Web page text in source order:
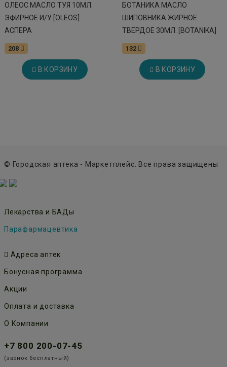
ОЛЕОС МАСЛО ТУЯ 10МЛ.
ЭФИРНОЕ И/У [OLEOS]
АСПЕРА
208
В КОРЗИНУ
БОТАНИКА МАСЛО
ШИПОВНИКА ЖИРНОЕ
ТВЕРДОЕ 30МЛ. [BOTANIKA]
132
В КОРЗИНУ
© Городская аптека - Маркетплейс. Все права защищены
Лекарства и БАДы
Парафармацевтика
Адреса аптек
Бонусная программа
Акции
Оплата и доставка
О Компании
+7 800 200-07-45
(звонок бесплатный)